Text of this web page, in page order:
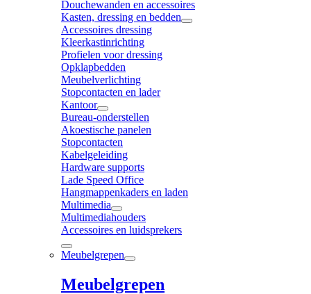
Douchewanden en accessoires
Kasten, dressing en bedden
Accessoires dressing
Kleerkastinrichting
Profielen voor dressing
Opklapbedden
Meubelverlichting
Stopcontacten en lader
Kantoor
Bureau-onderstellen
Akoestische panelen
Stopcontacten
Kabelgeleiding
Hardware supports
Lade Speed Office
Hangmappenkaders en laden
Multimedia
Multimediahouders
Accessoires en luidsprekers
Meubelgrepen
Meubelgrepen